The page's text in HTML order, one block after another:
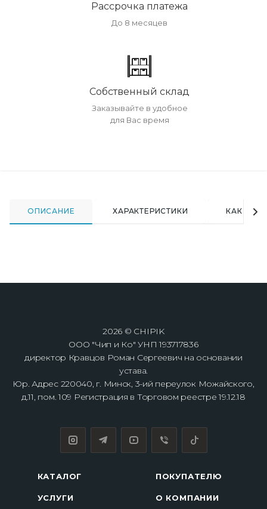
Рассрочка платежа
До 8 месяцев
Собственный склад
Заказывайте в удобное
для Вас время
ОПИСАНИЕ ХАРАКТЕРИСТИКИ КАК
2026 © CHIPIK
ООО "Чип и Ко" УНП 193717836
директор Кравцов Роман Сергеевич на основании
устава.
Юр. Адрес 220040, г. Минск, 3-ий переулок Можайского,
д.11, пом. 109 Регистрация в Торговом реестре 19.12.18
КАТАЛОГ
УСЛУГИ
ПОКУПАТЕЛЮ
О КОМПАНИИ